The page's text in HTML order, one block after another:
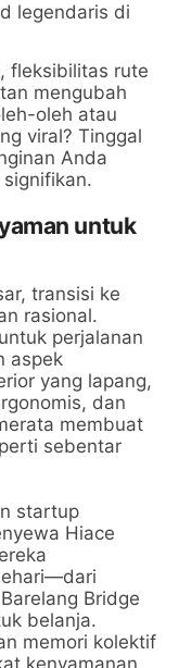
legendaris di
fleksibilitas rute
mengubah
oleh atau
viral? Tinggal
Anda
untuk
transisi ke
rasional.
perjalanan
aspek
yang lapang,
dan
membuat
sebentar
startup
Hiace
Bridge
belanja.
memori kolektif